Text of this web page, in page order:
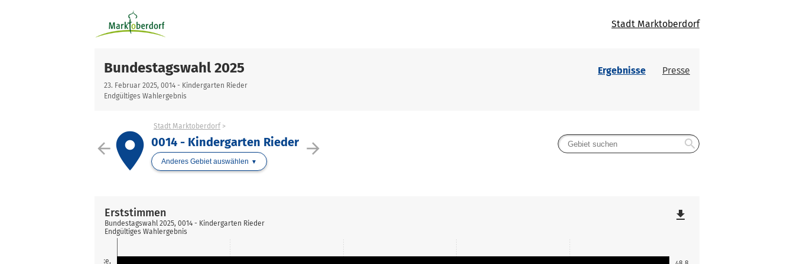
Stadt Marktoberdorf
Bundestagswahl 2025
23. Februar 2025, 0014 - Kindergarten Rieder
Endgültiges Wahlergebnis
Ergebnisse Presse
arrow_back arrow_forward
place
Stadt Marktoberdorf
0014 - Kindergarten Rieder
Anderes Gebiet auswählen
search
Stracke,
Erststimmen
Bundestagswahl 2025, 0014 - Kindergarten Rieder
Endgültiges Wahlergebnis
file_download